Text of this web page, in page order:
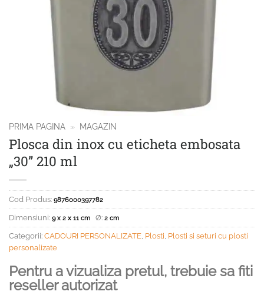
PRIMA PAGINA » MAGAZIN
Plosca din inox cu eticheta embosata
„30” 210 ml
Cod Produs: 9876000397782
Dimensiuni: 9 x 2 x 11 cm Ø: 2 cm
Categorii: CADOURI PERSONALIZATE Plosti Plosti si seturi cu plosti
personalizate
Pentru a vizualiza pretul, trebuie sa fiti
reseller autorizat